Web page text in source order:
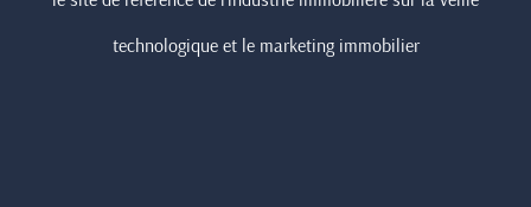
technologique et le marketing immobilier